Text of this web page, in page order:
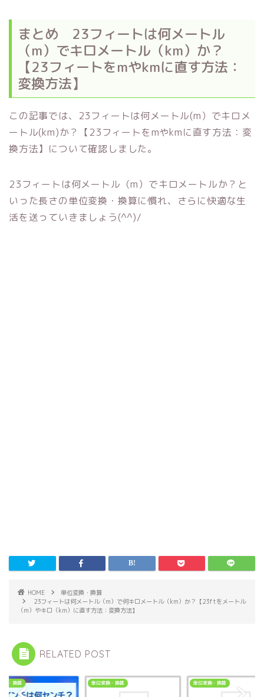
まとめ 23フィートは何メートル
（m）でキロメートル（km）か？
【23フィートをmやkmに直す方法：
変換方法】
この記事では、23フィートは何メートル(m）でキロメ
ートル(km)か？【23フィートをmやkmに直す方法：変
換方法】について確認しました。
23フィートは何メートル（m）でキロメートルか？と
いった長さの単位変換・換算に慣れ、さらに快適な生
活を送っていきましょう(^^)/
HOME
単位変換・換算
23フィートは何メートル（m）で何キロメートル（km）か？【23ftをメートル
（m）やキロ（km）に直す方法：変換方法】
RELATED POST
換・換算 単位変換・換算 単位変換・換算